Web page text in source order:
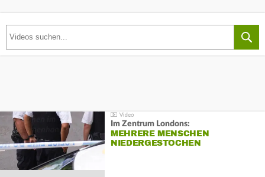
Im Zentrum Londons:
MEHRERE MENSCHEN
NIEDERGESTOCHEN